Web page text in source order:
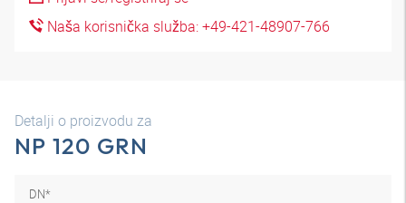
Naša korisnička služba: +49-421-48907-766
Detalji o proizvodu za
NP 120 GRN
DN*